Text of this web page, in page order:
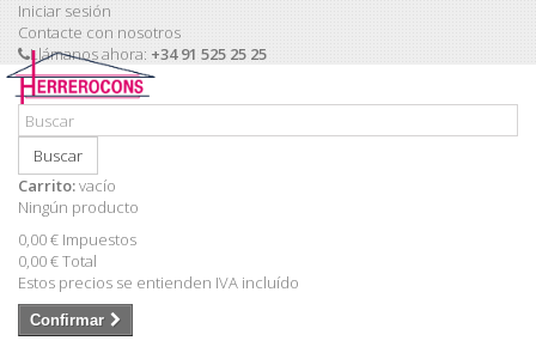
Iniciar sesión
Contacte con nosotros
Llámanos ahora: +34 91 525 25 25
Buscar
Carrito:vacío
Ningún producto
0,00 € Impuestos
0,00 €Total
Estos precios se entienden IVA incluído
Confirmar